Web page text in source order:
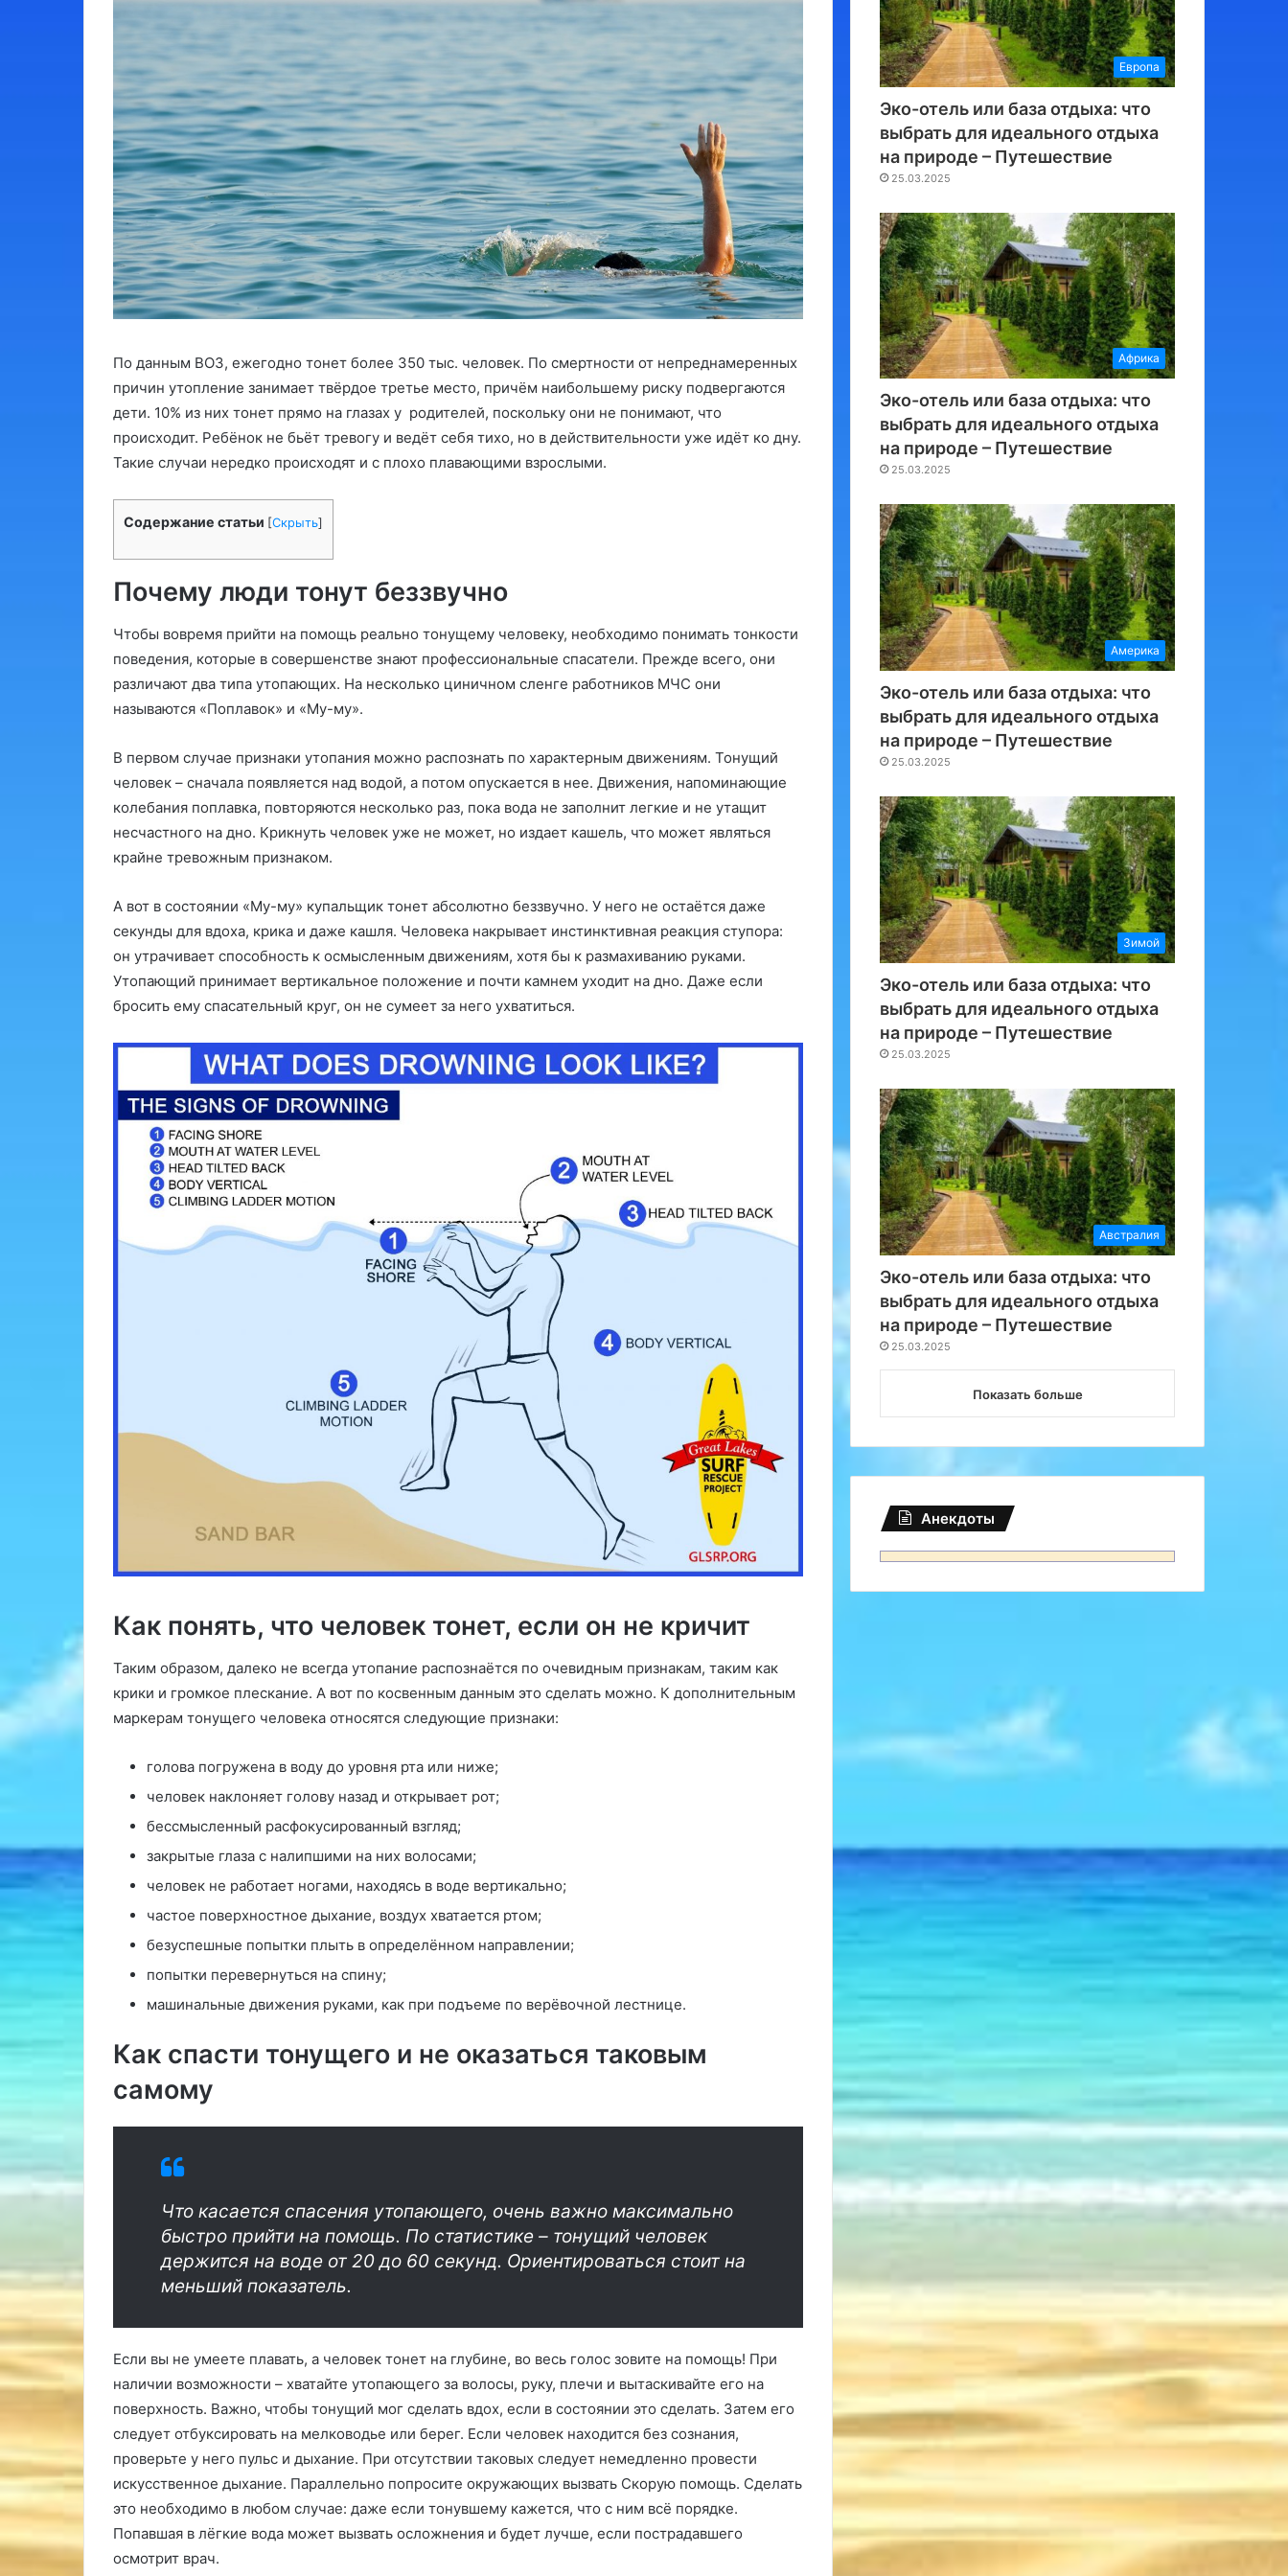
По данным ВОЗ, ежегодно тонет более 350 тыс. человек. По смертности от непреднамеренных
причин утопление занимает твёрдое третье место, причём наибольшему риску подвергаются
дети. 10% из них тонет прямо на глазах у родителей, поскольку они не понимают, что
происходит. Ребёнок не бьёт тревогу и ведёт себя тихо, но в действительности уже идёт ко дну.
Такие случаи нередко происходят и с плохо плавающими взрослыми.
Содержание статьи [Скрыть]
Почему люди тонут беззвучно
Чтобы вовремя прийти на помощь реально тонущему человеку, необходимо понимать тонкости
поведения, которые в совершенстве знают профессиональные спасатели. Прежде всего, они
различают два типа утопающих. На несколько циничном сленге работников МЧС они
называются «Поплавок» и «Му-му».
В первом случае признаки утопания можно распознать по характерным движениям. Тонущий
человек – сначала появляется над водой, а потом опускается в нее. Движения, напоминающие
колебания поплавка, повторяются несколько раз, пока вода не заполнит легкие и не утащит
несчастного на дно. Крикнуть человек уже не может, но издает кашель, что может являться
крайне тревожным признаком.
А вот в состоянии «Му-му» купальщик тонет абсолютно беззвучно. У него не остаётся даже
секунды для вдоха, крика и даже кашля. Человека накрывает инстинктивная реакция ступора:
он утрачивает способность к осмысленным движениям, хотя бы к размахиванию руками.
Утопающий принимает вертикальное положение и почти камнем уходит на дно. Даже если
бросить ему спасательный круг, он не сумеет за него ухватиться.
Как понять, что человек тонет, если он не кричит
Таким образом, далеко не всегда утопание распознаётся по очевидным признакам, таким как
крики и громкое плескание. А вот по косвенным данным это сделать можно. К дополнительным
маркерам тонущего человека относятся следующие признаки:
голова погружена в воду до уровня рта или ниже;
человек наклоняет голову назад и открывает рот;
бессмысленный расфокусированный взгляд;
закрытые глаза с налипшими на них волосами;
человек не работает ногами, находясь в воде вертикально;
частое поверхностное дыхание, воздух хватается ртом;
безуспешные попытки плыть в определённом направлении;
попытки перевернуться на спину;
машинальные движения руками, как при подъеме по верёвочной лестнице.
Как спасти тонущего и не оказаться таковым
самому
Что касается спасения утопающего, очень важно максимально
быстро прийти на помощь. По статистике – тонущий человек
держится на воде от 20 до 60 секунд. Ориентироваться стоит на
меньший показатель.
Если вы не умеете плавать, а человек тонет на глубине, во весь голос зовите на помощь! При
наличии возможности – хватайте утопающего за волосы, руку, плечи и вытаскивайте его на
поверхность. Важно, чтобы тонущий мог сделать вдох, если в состоянии это сделать. Затем его
следует отбуксировать на мелководье или берег. Если человек находится без сознания,
проверьте у него пульс и дыхание. При отсутствии таковых следует немедленно провести
искусственное дыхание. Параллельно попросите окружающих вызвать Скорую помощь. Сделать
это необходимо в любом случае: даже если тонувшему кажется, что с ним всё порядке.
Попавшая в лёгкие вода может вызвать осложнения и будет лучше, если пострадавшего
осмотрит врач.
Европа
Эко-отель или база отдыха: что
выбрать для идеального отдыха
на природе – Путешествие
25.03.2025
Африка
Эко-отель или база отдыха: что
выбрать для идеального отдыха
на природе – Путешествие
25.03.2025
Америка
Эко-отель или база отдыха: что
выбрать для идеального отдыха
на природе – Путешествие
25.03.2025
Зимой
Эко-отель или база отдыха: что
выбрать для идеального отдыха
на природе – Путешествие
25.03.2025
Австралия
Эко-отель или база отдыха: что
выбрать для идеального отдыха
на природе – Путешествие
25.03.2025
Показать больше
Анекдоты